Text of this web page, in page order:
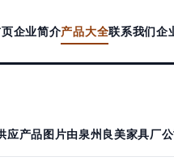
企业简介产品大全联系我们企
产品图片由泉州良美家具厂